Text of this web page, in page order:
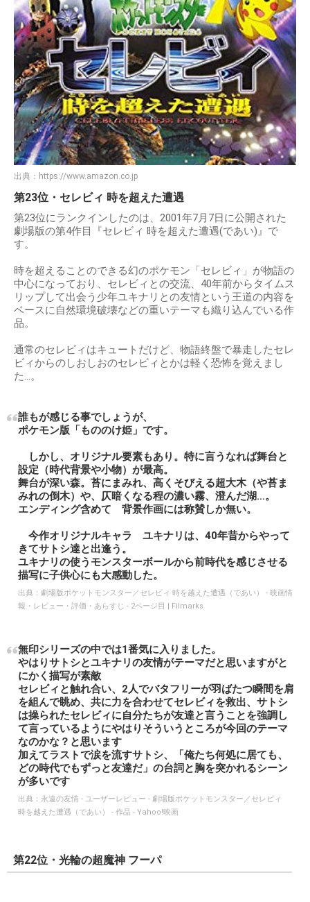
出典： https://www.amazon.co.jp
第23位・セレビィ 時を超えた遭遇
第23位にランクインしたのは、2001年7月7日に公開された
劇場版の第4作目『セレビィ 時を超えた遭遇(であい)』で
す。
時を超えることのできる幻のポケモン「セレビィ」が物語の
中心になっており、セレビィとの交流、40年前からタイムス
リップして出会う少年ユキナリとの友情という王道の内容を
ベースに自然環境破壊などの重いテーマも織り込んでいる作
品。
通常のセレビィはキュートだけど、物語終盤で暴走したセレ
ビィからのしおしおのセレビィとかは軽く恐怖を覚えまし
た…。
誰もが感じる事でしょうが、
ポケモン版「もののけ姫」です。
しかし、オリジナル要素もあり。特に言うなれば舞台と
設定（時代背景や小物）が最高。
舞台が深い森。苔にまみれ、高くそびえる超大木（や苔ま
みれの倒木）や、仄暗くなる程の濃い霧、澄んだ湖…。
エンディング含めて 背景作画には称賛しか無い。
今作オリジナルキャラ ユキナリは、40年昔からやって
きてサトシ達と出逢う。
ユキナリの使うモンスターボールから前時代を感じさせる
描写に子供心にも大感動した。
出典： 劇場版ポケットモンスター／セレビィ 時を越えた遭遇（であい） - 映画情
報・レビュー・評価・あらすじ - 2ページ目 | Filmarks
無印シリーズの中では1番気に入りました。
やはりサトシとユキナリの友情がテーマだと思いますがと
にかく描写が素敵
セレビィと触れ合い、2人でバタフリーが羽ばたつ瞬間を肩
を組んで眺め、共に力を合わせてセレビィを救出、サトシ
は操られたセレビィに自分たちが友達と言うことを強調し
て言っているようにやはりそういうところが今回のテーマ
なのかな？と思います
加えてラストで涙を流すサトシ、「俺たち何処に居ても、
どの時代でもずっと友達だ」の台詞と胸を突かれるシーン
が多いです
出典： 永遠の友情 - ユーザーレビュー - 劇場版ポケットモンスター／セレビィ
時を越えた遭遇（であい） - 作品 - Yahoo!映画
第22位・光輪の超魔神 フーパ